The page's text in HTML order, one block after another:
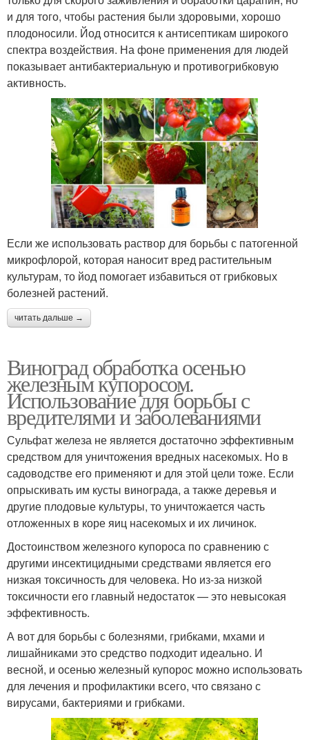
и для того, чтобы растения были здоровыми, хорошо
плодоносили. Йод относится к антисептикам широкого
спектра воздействия. На фоне применения для людей
показывает антибактериальную и противогрибковую
активность.
Если же использовать раствор для борьбы с патогенной
микрофлорой, которая наносит вред растительным
культурам, то йод помогает избавиться от грибковых
болезней растений.
читать дальше →
Виноград обработка осенью
железным купоросом.
Использование для борьбы с
вредителями и заболеваниями
Сульфат железа не является достаточно эффективным
средством для уничтожения вредных насекомых. Но в
садоводстве его применяют и для этой цели тоже. Если
опрыскивать им кусты винограда, а также деревья и
другие плодовые культуры, то уничтожается часть
отложенных в коре яиц насекомых и их личинок.
Достоинством железного купороса по сравнению с
другими инсектицидными средствами является его
низкая токсичность для человека. Но из-за низкой
токсичности его главный недостаток — это невысокая
эффективность.
А вот для борьбы с болезнями, грибками, мхами и
лишайниками это средство подходит идеально. И
весной, и осенью железный купорос можно использовать
для лечения и профилактики всего, что связано с
вирусами, бактериями и грибками.